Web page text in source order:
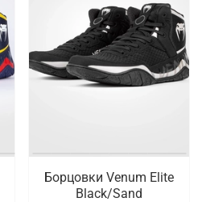
Борцовки Venum Elite
Black/Sand